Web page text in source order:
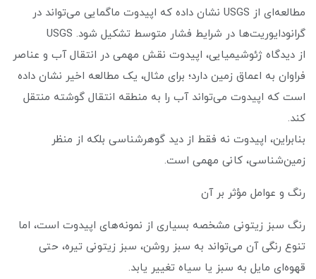
مطالعه‌ای از USGS نشان داده که اپیدوت ماگمایی می‌تواند در
گرانودایوریت‌ها در شرایط فشار متوسط تشکیل شود. USGS
از دیدگاه ژئوشیمیایی، اپیدوت نقش مهمی در انتقال آب و عناصر
فراوان به اعماق زمین دارد؛ برای مثال، یک مطالعه اخیر نشان داده
است که اپیدوت می‌تواند آب را به منطقه انتقال گوشته منتقل
کند.
بنابراین، اپیدوت نه فقط از دید گوهرشناسی بلکه از منظر
زمین‌شناسی، کانی مهمی است.
رنگ و عوامل مؤثر بر آن
رنگ سبز زیتونی مشخصه بسیاری از نمونه‌های اپیدوت است، اما
تنوع رنگی آن می‌تواند به سبز روشن، سبز زیتونی تیره، حتی
قهوه‌ای مایل به سبز یا سیاه تغییر یابد.